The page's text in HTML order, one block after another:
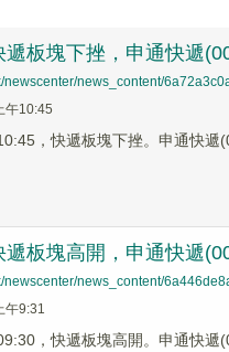
遞板塊下挫，申通快遞
newscenter/news_content/
午10:45
，快遞板塊下挫。申通快
遞板塊高開，申通快遞
newscenter/news_content/
午9:31
，快遞板塊高開。申通快